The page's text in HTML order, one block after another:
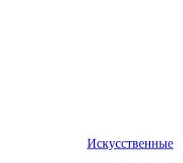
Искусственные